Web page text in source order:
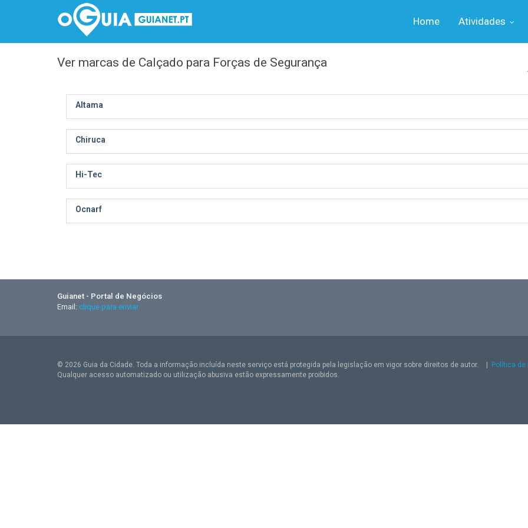
Home Atividades
Ver marcas de Calçado para Forças de Segurança
Altama
Chiruca
Hi-Tec
Ocnarf
Guianet - Portal de Negócios
Email: clique para enviar
© 2026 Guia da Cidade. Toda a informação incluída neste serviço está protegida pela legislação em vigor sobre direitos de autor.
Política de
Qualquer acesso automatizado ou utilização abusiva estão expressamente proibidos.